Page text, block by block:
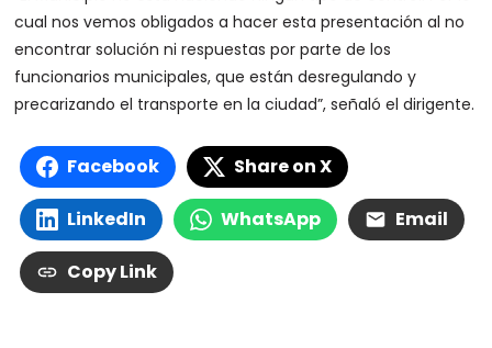
cual nos vemos obligados a hacer esta presentación al no
encontrar solución ni respuestas por parte de los
funcionarios municipales, que están desregulando y
precarizando el transporte en la ciudad”, señaló el dirigente.
Facebook Share on X
LinkedIn WhatsApp Email
Copy Link